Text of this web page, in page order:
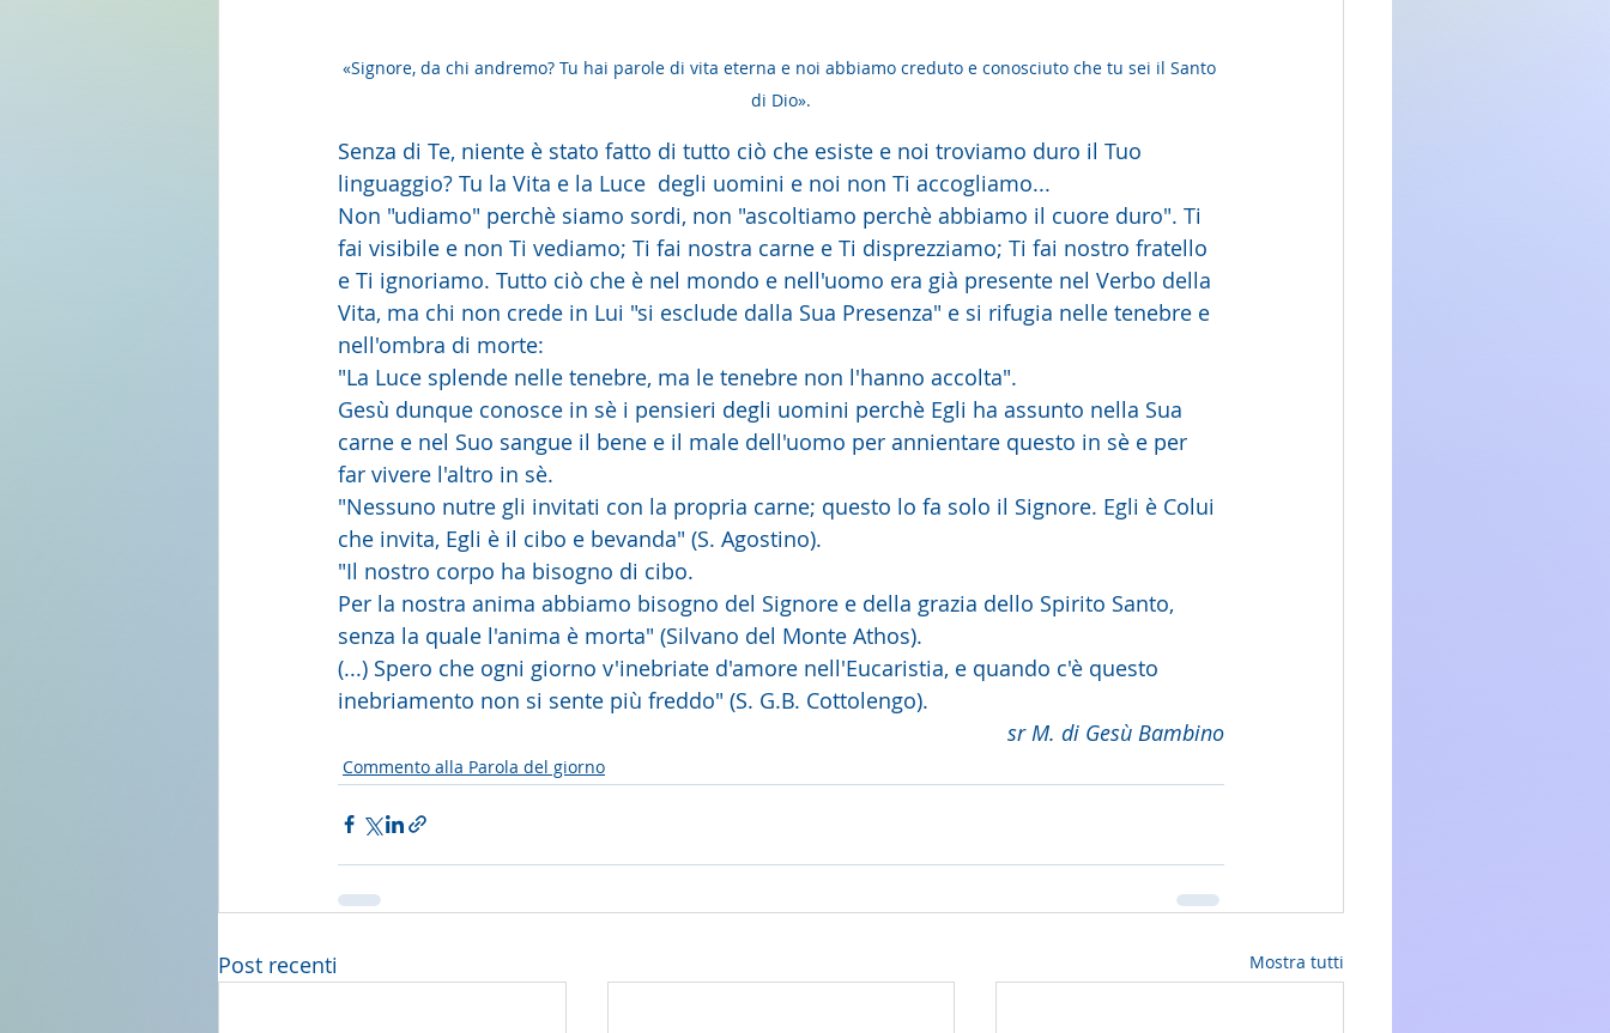
«Signore, da chi andremo? Tu hai parole di vita eterna e noi abbiamo creduto e conosciuto che tu sei il Santo
di Dio».
Senza di Te, niente è stato fatto di tutto ciò che esiste e noi troviamo duro il Tuo
linguaggio? Tu la Vita e la Luce  degli uomini e noi non Ti accogliamo...
Non "udiamo" perchè siamo sordi, non "ascoltiamo perchè abbiamo il cuore duro". Ti
fai visibile e non Ti vediamo; Ti fai nostra carne e Ti disprezziamo; Ti fai nostro fratello
e Ti ignoriamo. Tutto ciò che è nel mondo e nell'uomo era già presente nel Verbo della
Vita, ma chi non crede in Lui "si esclude dalla Sua Presenza" e si rifugia nelle tenebre e
nell'ombra di morte:
"La Luce splende nelle tenebre, ma le tenebre non l'hanno accolta".
Gesù dunque conosce in sè i pensieri degli uomini perchè Egli ha assunto nella Sua
carne e nel Suo sangue il bene e il male dell'uomo per annientare questo in sè e per
far vivere l'altro in sè.
"Nessuno nutre gli invitati con la propria carne; questo lo fa solo il Signore. Egli è Colui
che invita, Egli è il cibo e bevanda" (S. Agostino).
"Il nostro corpo ha bisogno di cibo.
Per la nostra anima abbiamo bisogno del Signore e della grazia dello Spirito Santo,
senza la quale l'anima è morta" (Silvano del Monte Athos).
(...) Spero che ogni giorno v'inebriate d'amore nell'Eucaristia, e quando c'è questo
inebriamento non si sente più freddo" (S. G.B. Cottolengo).
sr M. di Gesù Bambino
Commento alla Parola del giorno
Post recenti Mostra tutti